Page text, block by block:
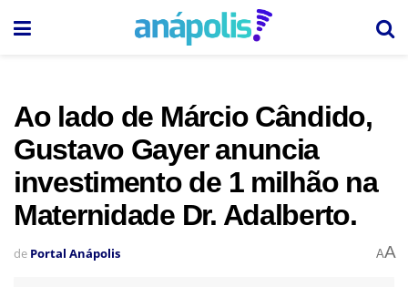
Ao lado de Márcio Cândido,
Gustavo Gayer anuncia
investimento de 1 milhão na
Maternidade Dr. Adalberto.
de Portal Anápolis AA